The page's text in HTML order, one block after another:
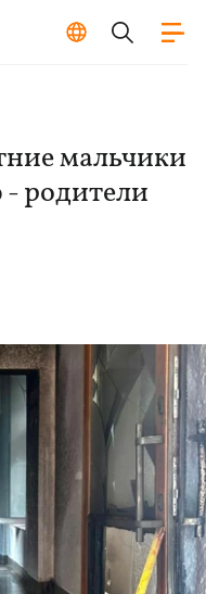
мальчики
родители